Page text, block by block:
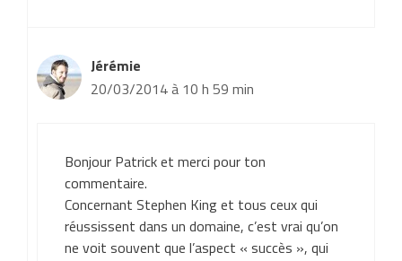
Jérémie
20/03/2014 à 10 h 59 min
Bonjour Patrick et merci pour ton
commentaire.
Concernant Stephen King et tous ceux qui
réussissent dans un domaine, c’est vrai qu’on
ne voit souvent que l’aspect « succès », qui